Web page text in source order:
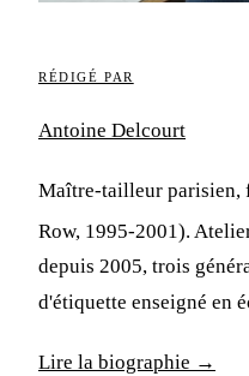
RÉDIGÉ PAR
Antoine Delcourt
Maître-tailleur parisien,
Row, 1995-2001).
depuis 2005, trois
d'étiquette enseigné en
Lire la biographie →